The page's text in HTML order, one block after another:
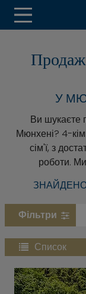
Продаж
У
Ви шукаєте
Мюнхені? 4-
сім'ї, з
роботи.
Фільтри
Список